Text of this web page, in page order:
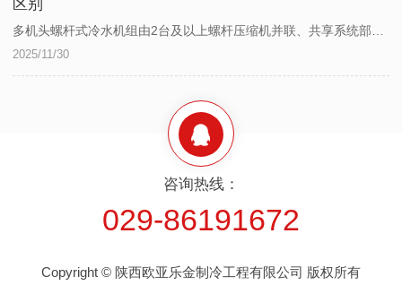
多机头螺杆式冷水机组由2台及以上螺杆压缩机并联、共享系统部件，与单台压缩机的单机头机组相比，在运行原理和应用上存在以下差异。一、运行原理差异二者的制冷循环基本一致，都是（压缩→冷凝→节流→蒸发），但在容量调节、效率、可靠性、启停方式上存在差异。1、容量调节方式多机头是“双重调节”，低负荷时关停部分压缩机，负荷波动时靠运...
咨询热线：
029-86191672
Copyright © 陕西欧亚乐金制冷工程有限公司 版权所有